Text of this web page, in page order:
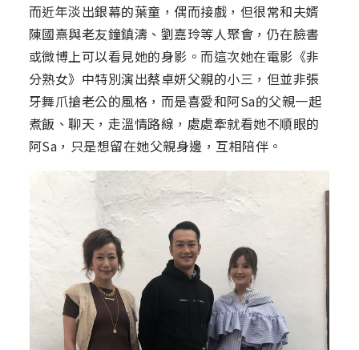
而近年淡出銀幕的葉童，偶而接戲，但很常和夫婿
陳國熹與老友鐘鎮濤、劉嘉玲等人聚會，仍在臉書
或微博上可以看見她的身影。而這次她在電影《非
分熟女》中特別演出蔡卓妍父親的小三，但並非張
牙舞爪搶老公的風格，而是喜愛和阿Sa的父親一起
煮飯、聊天，走溫情路線，處處牽就看她不順眼的
阿Sa，只是想留在她父親身邊，互相陪伴。